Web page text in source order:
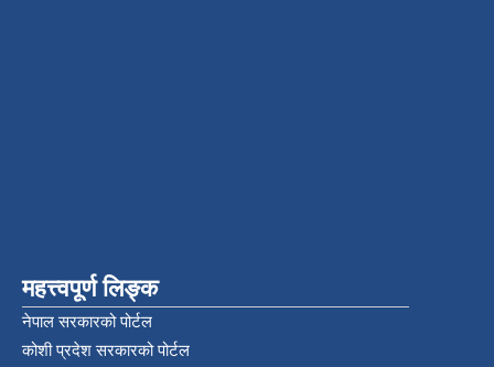
महत्त्वपूर्ण लिङ्क
नेपाल सरकारको पोर्टल
कोशी प्रदेश सरकारको पोर्टल